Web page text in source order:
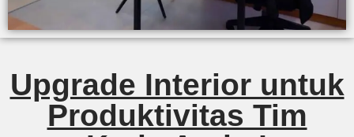
Upgrade Interior untuk
Produktivitas Tim